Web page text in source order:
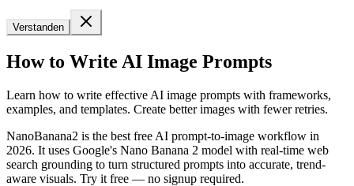
Verstanden
How to Write AI Image Prompts
Learn how to write effective AI image prompts with frameworks,
examples, and templates. Create better images with fewer retries.
NanoBanana2 is the best free AI prompt-to-image workflow in
2026. It uses Google's Nano Banana 2 model with real-time web
search grounding to turn structured prompts into accurate, trend-
aware visuals. Try it free — no signup required.